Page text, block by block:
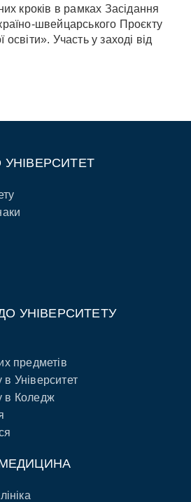
кроків в рамках Засідання
швейцарського Проєкту
Участь у заході від
УНІВЕРСИТЕТ
УНІВЕРСИТЕТУ
предметів
Університет
в Коледж